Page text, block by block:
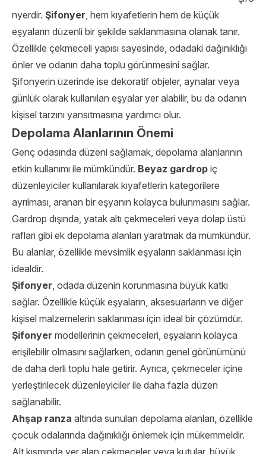
nyerdir. Şifonyer, hem kıyafetlerin hem de küçük
eşyaların düzenli bir şekilde saklanmasına olanak tanır.
Özellikle çekmeceli yapısı sayesinde, odadaki dağınıklığı
önler ve odanın daha toplu görünmesini sağlar.
Şifonyerin üzerinde ise dekoratif objeler, aynalar veya
günlük olarak kullanılan eşyalar yer alabilir, bu da odanın
kişisel tarzını yansıtmasına yardımcı olur.
Depolama Alanlarının Önemi
Genç odasında düzeni sağlamak, depolama alanlarının
etkin kullanımı ile mümkündür. Beyaz gardrop iç
düzenleyiciler kullanılarak kıyafetlerin kategorilere
ayrılması, aranan bir eşyanın kolayca bulunmasını sağlar.
Gardrop dışında, yatak altı çekmeceleri veya dolap üstü
rafları gibi ek depolama alanları yaratmak da mümkündür.
Bu alanlar, özellikle mevsimlik eşyaların saklanması için
idealdir.
Şifonyer, odada düzenin korunmasına büyük katkı
sağlar. Özellikle küçük eşyaların, aksesuarların ve diğer
kişisel malzemelerin saklanması için ideal bir çözümdür.
Şifonyer modellerinin çekmeceleri, eşyaların kolayca
erişilebilir olmasını sağlarken, odanın genel görünümünü
de daha derli toplu hale getirir. Ayrıca, çekmeceler içine
yerleştirilecek düzenleyiciler ile daha fazla düzen
sağlanabilir.
Ahşap ranza altında sunulan depolama alanları, özellikle
çocuk odalarında dağınıklığı önlemek için mükemmeldir.
Alt kısmında yer alan çekmeceler veya kutular, büyük